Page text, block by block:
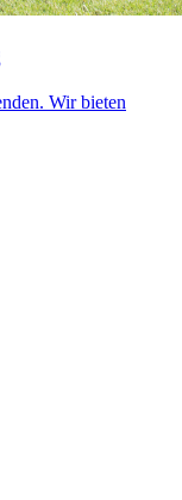
Wir bieten